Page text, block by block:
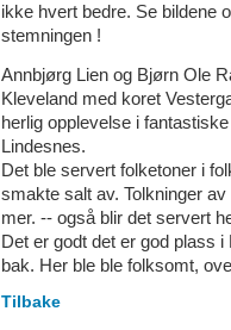
ikke hvert bedre. Se bildene
stemningen !
Annbjørg Lien og Bjørn Ole
Kleveland med koret
herlig opplevelse i
Lindesnes.
Det ble servert folketoner i
smakte salt av. Tolkninger
mer. -- også blir det servert
Det er godt det er god plass
bak. Her ble ble folksomt,
Tilbake